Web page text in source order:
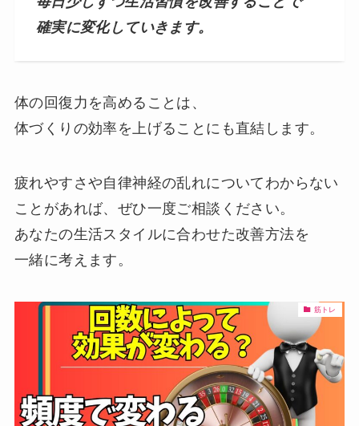
確実に変化していきます。
体の回復力を高めることは、
体づくりの効率を上げることにも直結します。
疲れやすさや自律神経の乱れについてわからない
ことがあれば、ぜひ一度ご相談ください。
あなたの生活スタイルに合わせた改善方法を
一緒に考えます。
筋トレ